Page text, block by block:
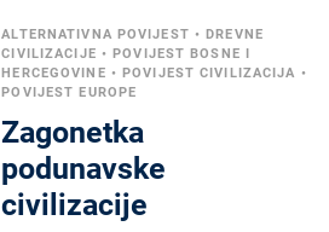
ALTERNATIVNA POVIJEST •DREVNE
CIVILIZACIJE •POVIJEST BOSNE I
HERCEGOVINE •POVIJEST CIVILIZACIJA •
POVIJEST EUROPE
Zagonetka
podunavske
civilizacije